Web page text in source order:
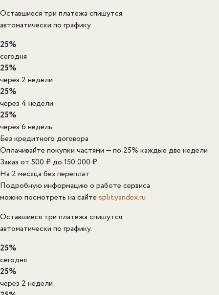
Оставшиеся три платежа спишутся
автоматически по графику.
25%
сегодня
25%
через 2 недели
25%
через 4 недели
25%
через 6 недель
Без кредитного договора
Оплачивайте покупки частями — по 25% каждые две недели
Заказ от 500 ₽ до 150 000 ₽
На 2 месяца без переплат
Подробную информацию о работе сервиса
можно посмотреть на сайте split.yandex.ru
Оставшиеся три платежа спишутся
автоматически по графику.
25%
сегодня
25%
через 2 недели